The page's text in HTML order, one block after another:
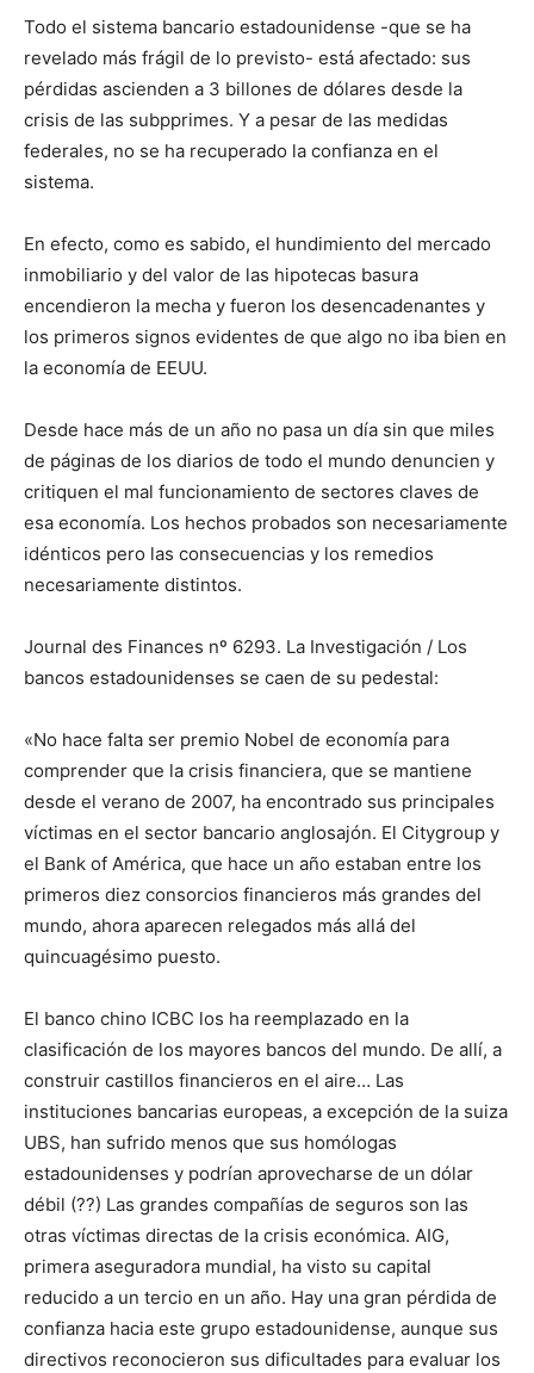
Todo el sistema bancario estadounidense -que se ha
revelado más frágil de lo previsto- está afectado: sus
pérdidas ascienden a 3 billones de dólares desde la
crisis de las subpprimes. Y a pesar de las medidas
federales, no se ha recuperado la confianza en el
sistema.
En efecto, como es sabido, el hundimiento del mercado
inmobiliario y del valor de las hipotecas basura
encendieron la mecha y fueron los desencadenantes y
los primeros signos evidentes de que algo no iba bien en
la economía de EEUU.
Desde hace más de un año no pasa un día sin que miles
de páginas de los diarios de todo el mundo denuncien y
critiquen el mal funcionamiento de sectores claves de
esa economía. Los hechos probados son necesariamente
idénticos pero las consecuencias y los remedios
necesariamente distintos.
Journal des Finances nº 6293. La Investigación / Los
bancos estadounidenses se caen de su pedestal:
«No hace falta ser premio Nobel de economía para
comprender que la crisis financiera, que se mantiene
desde el verano de 2007, ha encontrado sus principales
víctimas en el sector bancario anglosajón. El Citygroup y
el Bank of América, que hace un año estaban entre los
primeros diez consorcios financieros más grandes del
mundo, ahora aparecen relegados más allá del
quincuagésimo puesto.
El banco chino ICBC los ha reemplazado en la
clasificación de los mayores bancos del mundo. De allí, a
construir castillos financieros en el aire… Las
instituciones bancarias europeas, a excepción de la suiza
UBS, han sufrido menos que sus homólogas
estadounidenses y podrían aprovecharse de un dólar
débil (??) Las grandes compañías de seguros son las
otras víctimas directas de la crisis económica. AIG,
primera aseguradora mundial, ha visto su capital
reducido a un tercio en un año. Hay una gran pérdida de
confianza hacia este grupo estadounidense, aunque sus
directivos reconocieron sus dificultades para evaluar los